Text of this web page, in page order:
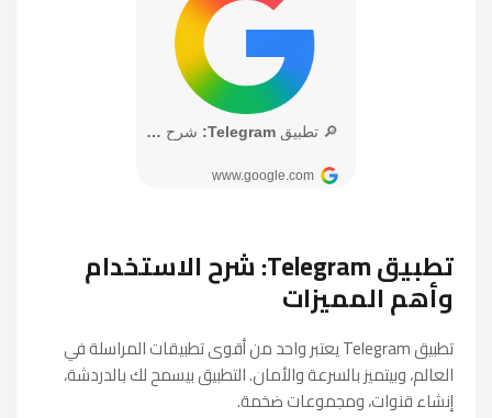
تطبيق Telegram: شرح الاستخدام
وأهم المميزات
تطبيق Telegram يعتبر واحد من أقوى تطبيقات المراسلة في
العالم، وبيتميز بالسرعة والأمان. التطبيق بيسمح لك بالدردشة،
إنشاء قنوات، ومجموعات ضخمة.